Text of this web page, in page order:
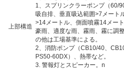
上部構造
1、スプリンクラーポンプ（60/
吸自排、垂直吸込範囲>7メート
>14メートル、側面噴霧14メー
豪雨、適度な雨、霧雨、霧に調
の他は工場基準による。
2、消防ポンプ（CB10/40、
PS50-60DX）、熱帯など。
3. 警報灯とスピーカー。n